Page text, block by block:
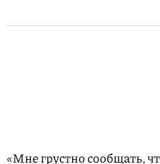
«Мне грустно сообщать,